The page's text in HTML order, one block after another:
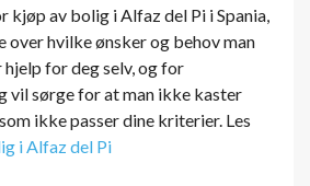
kjøp av bolig i Alfaz del Pi i Spania,
over hvilke ønsker og behov man
for deg selv, og for
vil sørge for at man ikke kaster
ikke passer dine kriterier. Les
i Alfaz del Pi